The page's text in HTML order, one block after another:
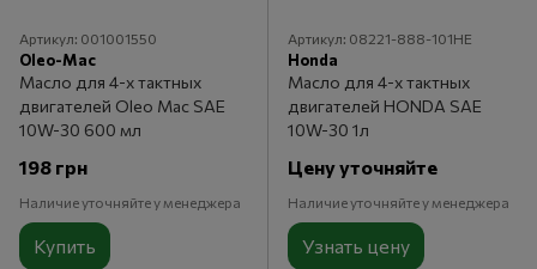
Артикул: 001001550
Oleo-Mac
Масло для 4-х тактных
двигателей Oleo Mac SAE
10W-30 600 мл
198 грн
Наличие уточняйте у менеджера
Купить
Артикул: 08221-888-101HE
Honda
Масло для 4-х тактных
двигателей HONDA SAE
10W-30 1л
Цену уточняйте
Наличие уточняйте у менеджера
Узнать цену